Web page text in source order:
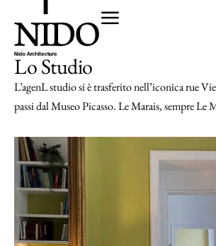
Lo Studio
L’agenL studio si è trasferito nell’iconica rue
passi dal Museo Picasso. Le Marais, sempre Le